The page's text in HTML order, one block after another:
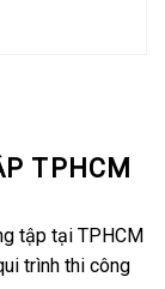
TPHCM
tập tại TPHCM
trình thi công